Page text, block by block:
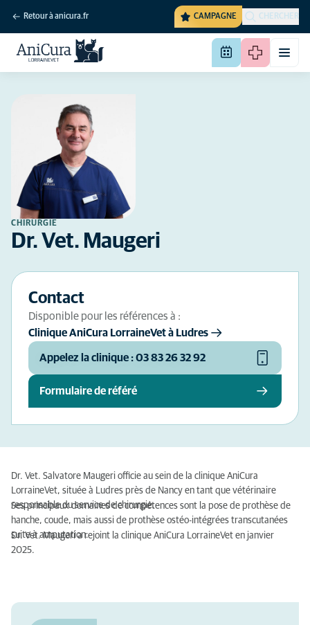
Retour à anicura.fr CAMPAGNE CHERCHER
CHIRURGIE
Dr. Vet. Maugeri
Contact
Disponible pour les références à :
Clinique AniCura LorraineVet à Ludres
Appelez la clinique : 03 83 26 32 92
Formulaire de référé
Dr. Vet. Salvatore Maugeri officie au sein de la clinique AniCura
LorraineVet, située à Ludres près de Nancy en tant que vétérinaire
responsable du service de chirurgie.
Ses principaux domaines de compétences sont la pose de prothèse de
hanche, coude, mais aussi de prothèse ostéo-intégrées transcutanées
suite à amputation.
Dr. Vet. Maugeri a rejoint la clinique AniCura LorraineVet en janvier
2025.